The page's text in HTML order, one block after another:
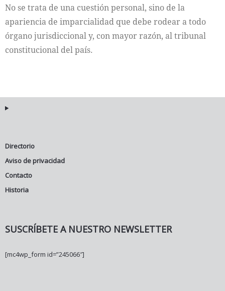
No se trata de una cuestión personal, sino de la
apariencia de imparcialidad que debe rodear a todo
órgano jurisdiccional y, con mayor razón, al tribunal
constitucional del país.
Directorio
Aviso de privacidad
Contacto
Historia
SUSCRÍBETE A NUESTRO NEWSLETTER
[mc4wp_form id=”245066″]